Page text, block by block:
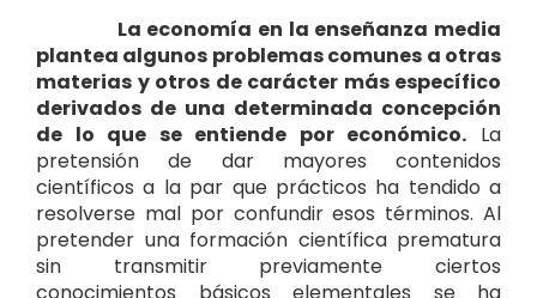
La economía en la enseñanza media
plantea algunos problemas comunes a otras
materias y otros de carácter más específico
derivados de una determinada concepción
de lo que se entiende por económico. La
pretensión de dar mayores contenidos
científicos a la par que prácticos ha tendido a
resolverse mal por confundir esos términos. Al
pretender una formación científica prematura
sin transmitir previamente ciertos